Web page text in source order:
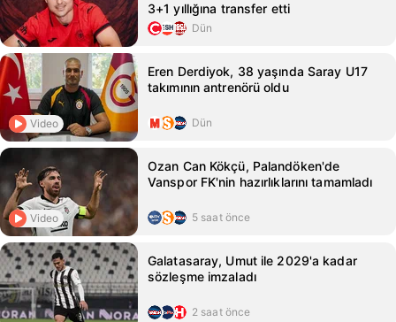
3+1 yıllığına transfer etti
Dün
Video
Eren Derdiyok, 38 yaşında Saray U17
takımının antrenörü oldu
Dün
Video
Ozan Can Kökçü, Palandöken'de
Vanspor FK'nin hazırlıklarını tamamladı
5 saat önce
Galatasaray, Umut ile 2029'a kadar
sözleşme imzaladı
2 saat önce